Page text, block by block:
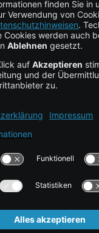
Cloud Storage
Cloud Anbieter
Leitfaden & Übersicht
News